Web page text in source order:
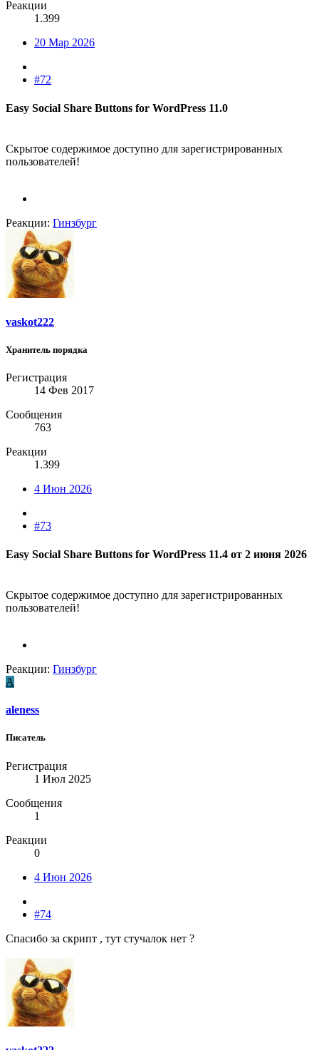
Реакции
1.399
20 Мар 2026
#72
Easy Social Share Buttons for WordPress 11.0​
Скрытое содержимое доступно для зарегистрированных
пользователей!
Реакции: Гинзбург
vaskot222
Хранитель порядка
Регистрация
14 Фев 2017
Сообщения
763
Реакции
1.399
4 Июн 2026
#73
Easy Social Share Buttons for WordPress 11.4 от 2 июня 2026​
Скрытое содержимое доступно для зарегистрированных
пользователей!
Реакции: Гинзбург
A
aleness
Писатель
Регистрация
1 Июл 2025
Сообщения
1
Реакции
0
4 Июн 2026
#74
Спасибо за скрипт , тут стучалок нет ?